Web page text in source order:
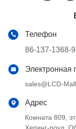
Телефон
86-137-1368-
Электронная
sales@LCD-
Адрес
Комната 809,